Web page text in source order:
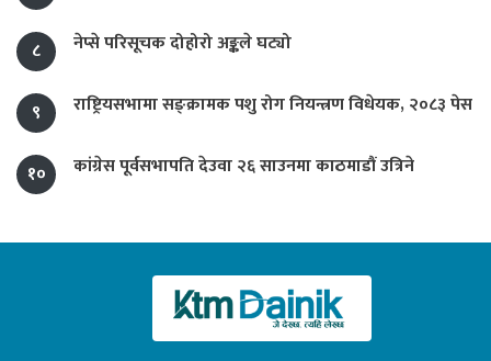
८ नेप्से परिसूचक दोहोरो अङ्कले घट्यो
९ राष्ट्रियसभामा सङ्क्रामक पशु रोग नियन्त्रण विधेयक, २०८३ पेस
१० कांग्रेस पूर्वसभापति देउवा २६ साउनमा काठमाडौं उत्रिने